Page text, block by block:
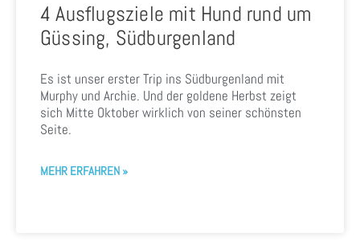
4 Ausflugsziele mit Hund rund um
Güssing, Südburgenland
Es ist unser erster Trip ins Südburgenland mit
Murphy und Archie. Und der goldene Herbst zeigt
sich Mitte Oktober wirklich von seiner schönsten
Seite.
MEHR ERFAHREN »